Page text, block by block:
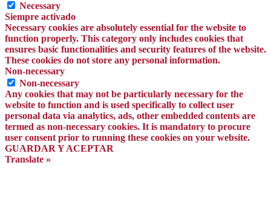
Necessary
Siempre activado
Necessary cookies are absolutely essential for the website to
function properly. This category only includes cookies that
ensures basic functionalities and security features of the website.
These cookies do not store any personal information.
Non-necessary
Non-necessary
Any cookies that may not be particularly necessary for the
website to function and is used specifically to collect user
personal data via analytics, ads, other embedded contents are
termed as non-necessary cookies. It is mandatory to procure
user consent prior to running these cookies on your website.
GUARDAR Y ACEPTAR
Translate »